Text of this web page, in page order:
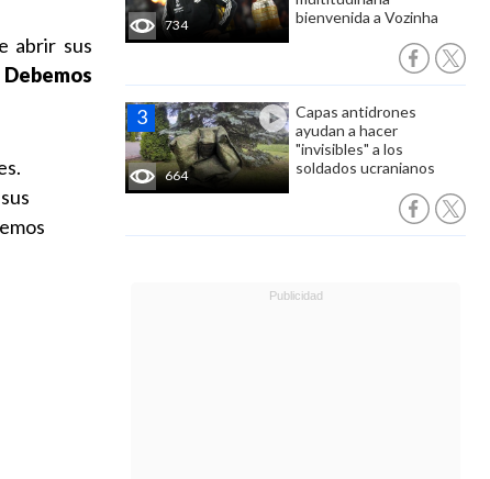
734
bienvenida a Vozinha
664
Capas antidrones
ayudan a hacer
"invisibles" a los
soldados ucranianos
abrir sus
Debemos